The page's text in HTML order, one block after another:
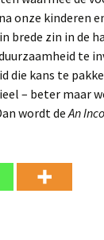
onze kinderen
brede zin in de
te
die kans te
– beter maar
wordt deAn